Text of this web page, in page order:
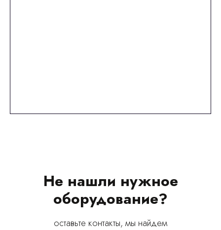
Не нашли нужное
оборудование?
оставьте контакты, мы найдем
© 2024 ЛС Дентал Групп